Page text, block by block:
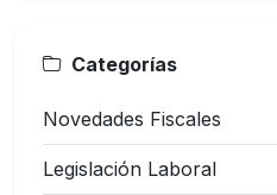
Categorías
Novedades Fiscales
Legislación Laboral